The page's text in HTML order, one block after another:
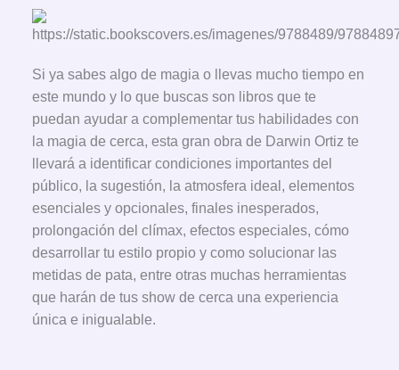
Si ya sabes algo de magia o llevas mucho tiempo en
este mundo y lo que buscas son libros que te
puedan ayudar a complementar tus habilidades con
la magia de cerca, esta gran obra de Darwin Ortiz te
llevará a identificar condiciones importantes del
público, la sugestión, la atmosfera ideal, elementos
esenciales y opcionales, finales inesperados,
prolongación del clímax, efectos especiales, cómo
desarrollar tu estilo propio y como solucionar las
metidas de pata, entre otras muchas herramientas
que harán de tus show de cerca una experiencia
única e inigualable.